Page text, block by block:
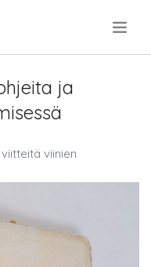
ja
viinien